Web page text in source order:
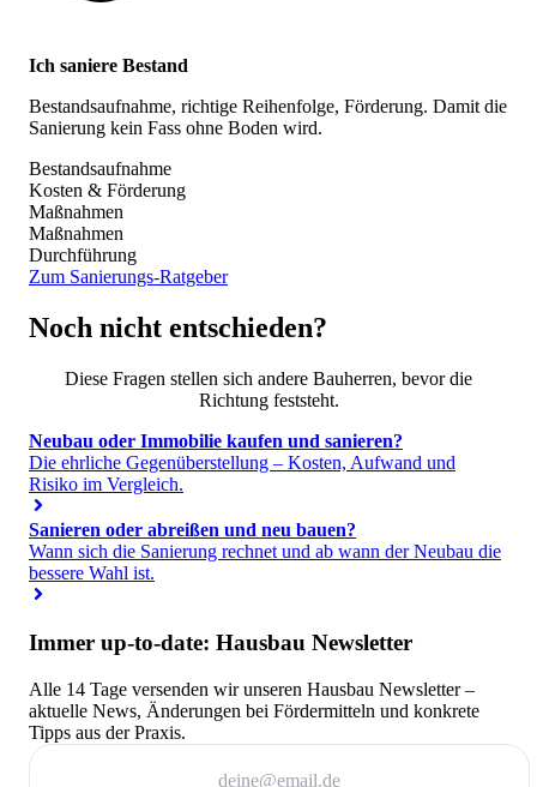
Ich saniere Bestand
Bestandsaufnahme, richtige Reihenfolge, Förderung. Damit die
Sanierung kein Fass ohne Boden wird.
Bestandsaufnahme
Kosten & Förderung
Maßnahmen
Maßnahmen
Durchführung
Zum Sanierungs-Ratgeber
Noch nicht entschieden?
Diese Fragen stellen sich andere Bauherren, bevor die
Richtung feststeht.
Neubau oder Immobilie kaufen und sanieren?
Die ehrliche Gegenüberstellung – Kosten, Aufwand und
Risiko im Vergleich.
Sanieren oder abreißen und neu bauen?
Wann sich die Sanierung rechnet und ab wann der Neubau die
bessere Wahl ist.
Immer up-to-date: Hausbau Newsletter
Alle 14 Tage versenden wir unseren Hausbau Newsletter –
aktuelle News, Änderungen bei Fördermitteln und konkrete
Tipps aus der Praxis.